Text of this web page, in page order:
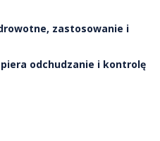
zastosowanie i
odchudzanie i kontrolę